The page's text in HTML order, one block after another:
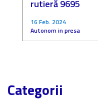
rutieră 9695
16 Feb. 2024
Autonom in presa
Categorii